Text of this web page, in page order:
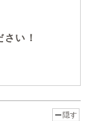
い！
隠す